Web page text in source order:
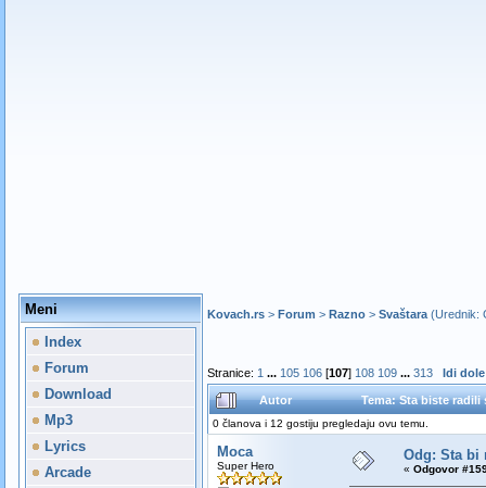
Meni
Index
Forum
Download
Mp3
Lyrics
Arcade
Kovach.rs> Forum > Razno> Svaštara(Urednik:
Stranice: 1 ... 105 106[107] 108 109 ... 313 Idi dole
Autor Tema: Sta biste
0 članova i 12 gostiju pregledaju ovu temu.
Moca
Super Hero
Odg: Sta bi
« Odgovor